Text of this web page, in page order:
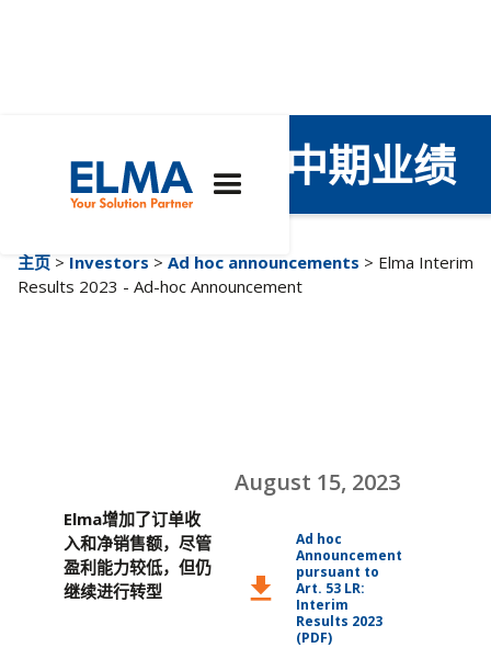
艾尔玛2023年中期业绩
主页 > Investors > Ad hoc announcements > Elma Interim
Results 2023 - Ad-hoc Announcement
Elma增加了订单收
入和净销售额，尽管
盈利能力较低，但仍
继续进行转型
August 15, 2023
download
Ad hoc
Announcement
pursuant to
Art. 53 LR:
Interim
Results 2023
(PDF)